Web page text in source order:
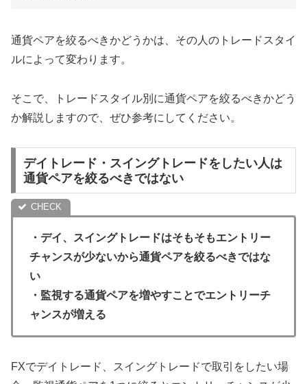
通貨ペアを絞るべきかどうかは、その人のトレードスタイ
ルによって変わります。
そこで、トレードスタイル別に通貨ペアを絞るべきかどう
か解説しますので、ぜひ参考にしてください。
デイトレード・スイングトレードをしたい人は
通貨ペアを絞るべきではない
・デイ、スイングトレードはそもそもエントリー
チャンスが少ないから通貨ペアを絞るべきではな
い
・監視する通貨ペアを増やすことでエントリーチ
ャンスが増える
FXでデイトレード、スイングトレードで取引をしたい場